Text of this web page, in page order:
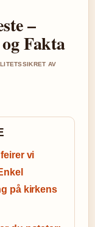
–
Fakta
AV
vi
på kirkens